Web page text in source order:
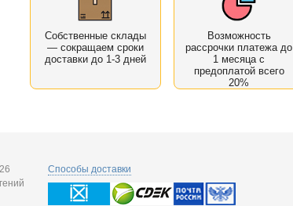
Собственные склады
— сокращаем сроки
доставки до 1-3 дней
Возможность
рассрочки платежа до
1 месяца с
предоплатой всего
20%
Способы доставки